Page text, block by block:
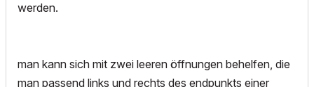
werden.
man kann sich mit zwei leeren öffnungen behelfen, die
man passend links und rechts des endpunkts einer